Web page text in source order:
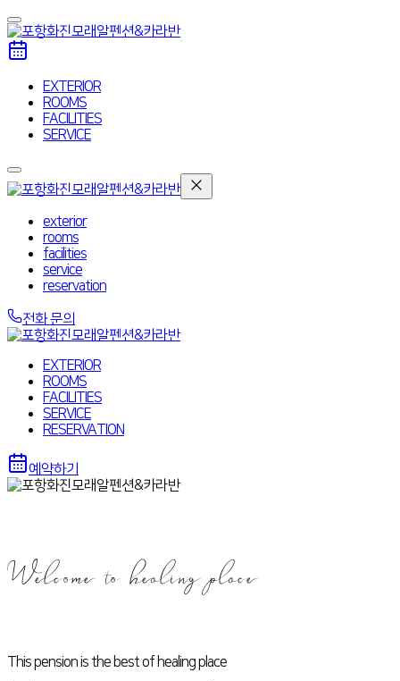
EXTERIOR
ROOMS
FACILITIES
SERVICE
exterior
rooms
facilities
service
reservation
전화 문의
EXTERIOR
ROOMS
FACILITIES
SERVICE
RESERVATION
예약하기
Welcome to healing place
This pension is the best of healing place